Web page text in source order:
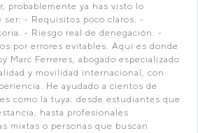
probablemente ya has visto lo
ser: - Requisitos poco claros. -
- Riesgo real de denegación. -
por errores evitables. Aquí es donde
Marc Ferreres, abogado especializado
y movilidad internacional, con
He ayudado a cientos de
como la tuya: desde estudiantes que
hasta profesionales
mixtas o personas que buscan